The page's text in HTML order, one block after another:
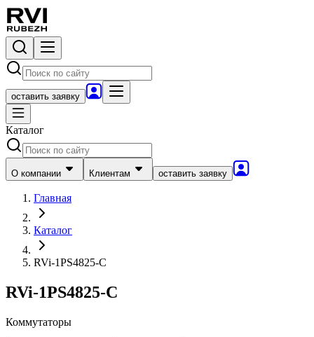
оставить заявку
Каталог
О компании Клиентам оставить заявку
Главная
Каталог
RVi-1PS4825-C
RVi-1PS4825-C
Коммутаторы